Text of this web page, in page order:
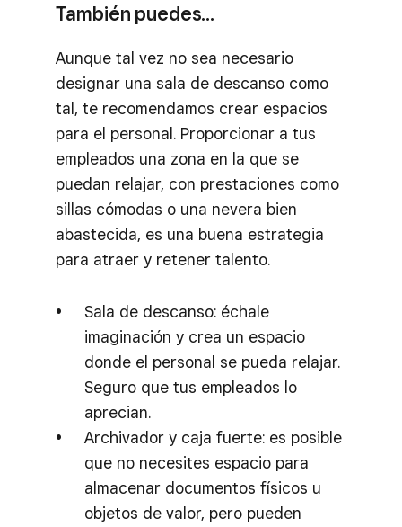
También puedes…
Aunque tal vez no sea necesario
designar una sala de descanso como
tal, te recomendamos crear espacios
para el personal. Proporcionar a tus
empleados una zona en la que se
puedan relajar, con prestaciones como
sillas cómodas o una nevera bien
abastecida, es una buena estrategia
para atraer y retener talento.
Sala de descanso: échale
imaginación y crea un espacio
donde el personal se pueda relajar.
Seguro que tus empleados lo
aprecian.
Archivador y caja fuerte: es posible
que no necesites espacio para
almacenar documentos físicos u
objetos de valor, pero pueden